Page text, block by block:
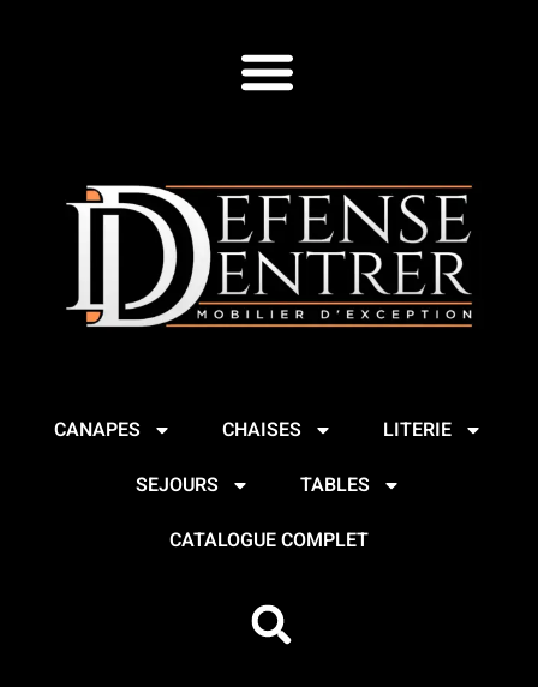
CANAPES CHAISES
LITERIE
SEJOURS
TABLES
CATALOGUE COMPLET